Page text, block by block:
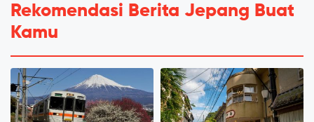
Rekomendasi Berita Jepang Buat
Kamu